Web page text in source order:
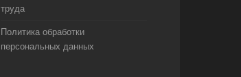
труда
Политика обработки
персональных данных